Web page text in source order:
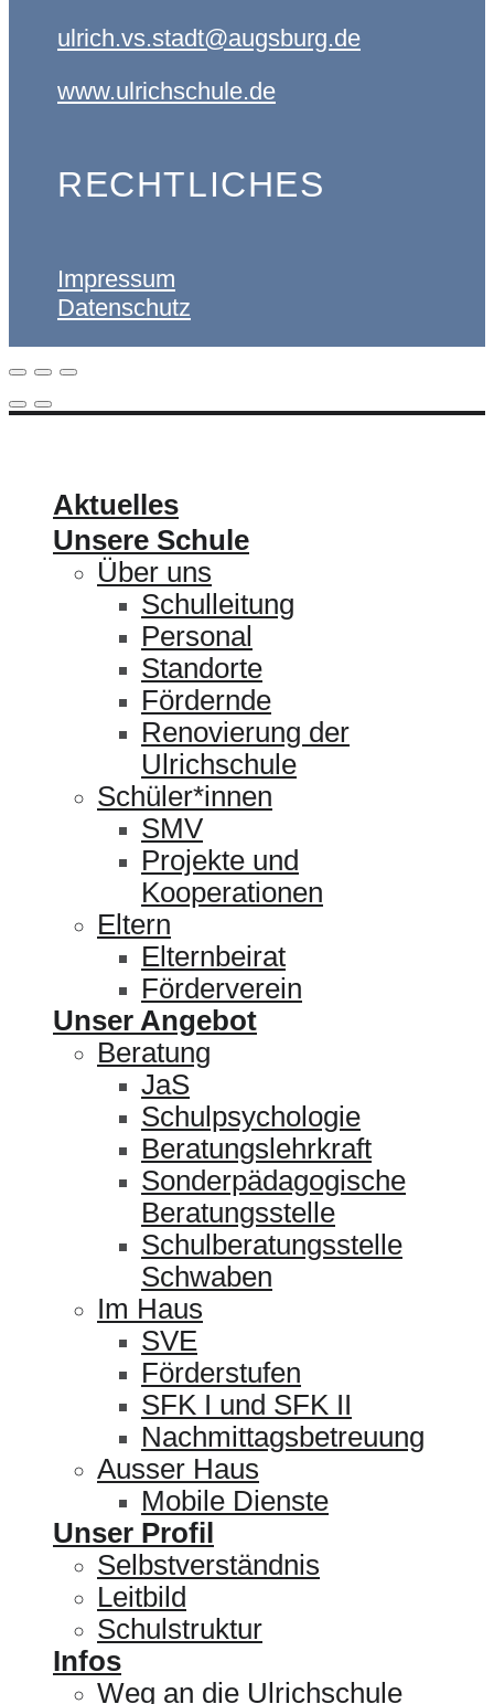
ulrich.vs.stadt@augsburg.de
www.ulrichschule.de
RECHTLICHES
Impressum
Datenschutz
Aktuelles
Unsere Schule
Über uns
Schulleitung
Personal
Standorte
Fördernde
Renovierung der
Ulrichschule
Schüler*innen
SMV
Projekte und
Kooperationen
Eltern
Elternbeirat
Förderverein
Unser Angebot
Beratung
JaS
Schulpsychologie
Beratungslehrkraft
Sonderpädagogische
Beratungsstelle
Schulberatungsstelle
Schwaben
Im Haus
SVE
Förderstufen
SFK I und SFK II
Nachmittagsbetreuung
Ausser Haus
Mobile Dienste
Unser Profil
Selbstverständnis
Leitbild
Schulstruktur
Infos
Weg an die Ulrichschule